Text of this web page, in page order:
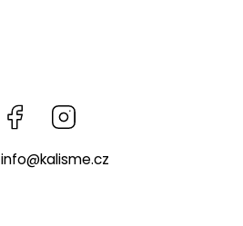
Facebook
info@kalisme.cz